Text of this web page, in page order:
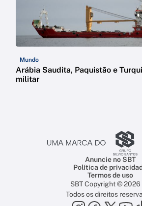
Mundo
Arábia Saudita, Paquistão e
militar
Anuncie no SBT
Política de
Termos de uso
SBT Copyright ©
Todos os direitos